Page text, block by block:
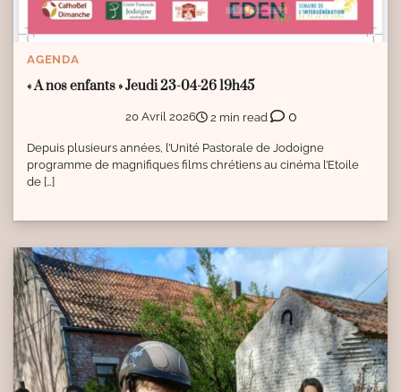
AGENDA
« A nos enfants » Jeudi 23-04-26 19h45
20 Avril 2026 2 min read 0
Depuis plusieurs années, l’Unité Pastorale de Jodoigne
programme de magnifiques films chrétiens au cinéma l’Etoile
de […]